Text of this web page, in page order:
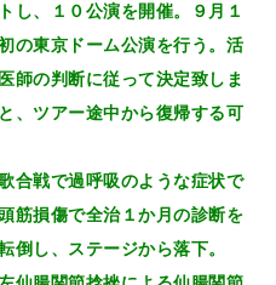
し、１０公演を開催。９月１
の東京ドーム公演を行う。活
師の判断に従って決定致しま
、ツアー途中から復帰する可
合戦で過呼吸のような症状で
筋損傷で全治１か月の診断を
倒し、ステージから落下。